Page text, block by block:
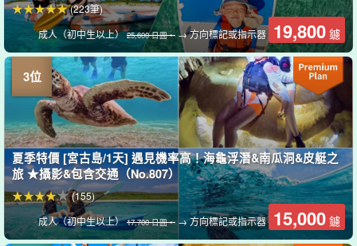
成人（初中生以上）25,600 日圓。→ 方向標記或指示器 19,800 鑢
(223筆)
夏季特價 [宮古島/1天] 遇見機率高！海龜浮潛&南瓜洞&皮艇之
旅 ★攝影&包含交通（No.807）
成人（初中生以上）17,700 日圓。→ 方向標記或指示器 15,000 鑢
(155)